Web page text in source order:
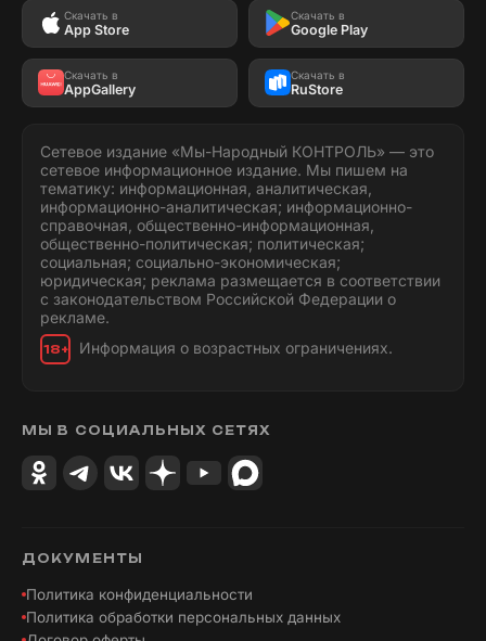
Скачать в
App Store
Скачать в
Google Play
Скачать в
AppGallery
Скачать в
RuStore
Сетевое издание «Мы-Народный КОНТРОЛЬ» — это
сетевое информационное издание. Мы пишем на
тематику: информационная, аналитическая,
информационно-аналитическая; информационно-
справочная, общественно-информационная,
общественно-политическая; политическая;
социальная; социально-экономическая;
юридическая; реклама размещается в соответствии
с законодательством Российской Федерации о
рекламе.
18+ Информация о возрастных ограничениях.
МЫ В СОЦИАЛЬНЫХ СЕТЯХ
ДОКУМЕНТЫ
Политика конфиденциальности
Политика обработки персональных данных